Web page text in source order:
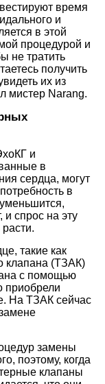
время
и
в этой
процедурой и
не тратить
получить
их из
мистер Narang.
и
в
сердца, могут
в
и спрос на эту
такие как
клапана (ТЗАК)
с помощью
приобрели
На ТЗАК сейчас
замены
поэтому, когда
клапаны